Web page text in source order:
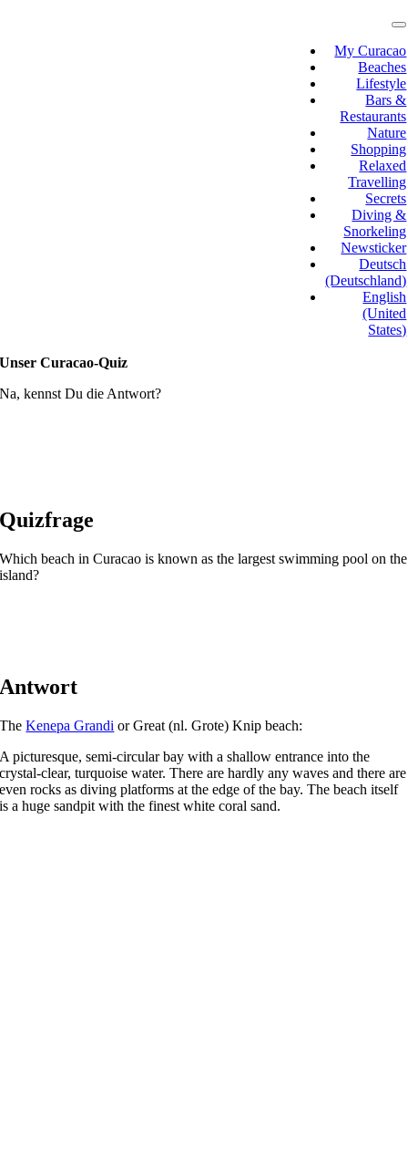
My Curacao
Beaches
Lifestyle
Bars &
Restaurants
Nature
Shopping
Relaxed
Travelling
Secrets
Diving &
Snorkeling
Newsticker
Deutsch
(Deutschland)
English
(United
States)
Unser Curacao-Quiz
Na, kennst Du die Antwort?
Quizfrage
Which beach in Curacao is known as the largest swimming pool on the
island?
Antwort
TheKenepa Grandi or Great (nl. Grote) Knip beach:
A picturesque, semi-circular bay with a shallow entrance into the
crystal-clear, turquoise water. There are hardly any waves and there are
even rocks as diving platforms at the edge of the bay. The beach itself
is a huge sandpit with the finest white coral sand.